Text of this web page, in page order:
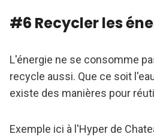
#6 Recycler les
L'énergie ne se consomme
recycle aussi. Que ce soit
existe des manières pour
Exemple ici à l'Hyper de